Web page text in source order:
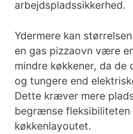
arbejdspladssikkerhed.
Ydermere kan
en gas pizzaovn være
mindre køkkener, da de
og tungere end
Dette kræver mere
begrænse fleksibiliteten
køkkenlayoutet.